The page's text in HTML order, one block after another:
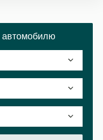
автомобилю